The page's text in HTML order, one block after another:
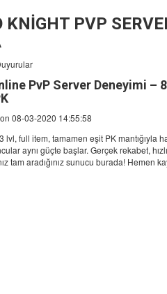
PVP
PvP Server Deneyimi –
on 08-03-2020 14:55:58
lvl, full item, tamamen eşit PK mantığıyla
aynı güçte başlar. Gerçek rekabet,
tam aradığınız sunucu burada! Hemen